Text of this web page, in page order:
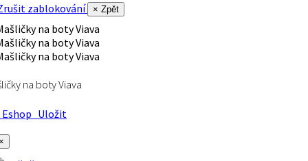
zablokování
× Zpět
na boty Viava
Uložit